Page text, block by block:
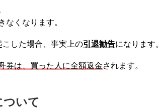
なくなります。
した場合、事実上の引退勧告になります。
券は、買った人に全額返金されます。
ついて